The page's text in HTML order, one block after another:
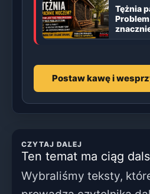
Tężnia
Postaw kawę i
CZYTAJ DALEJ
Ten temat ma ciąg
Wybraliśmy teksty,